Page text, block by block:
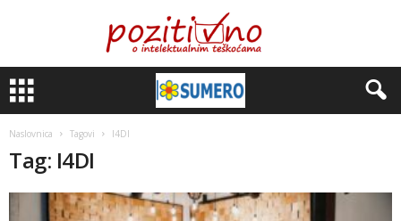
Naslovnica Tagovi I4DI
Tag: I4DI